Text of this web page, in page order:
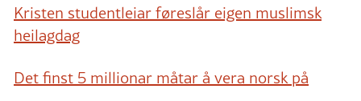
Kristen studentleiar føreslår eigen muslimsk
heilagdag
Det finst 5 millionar måtar å vera norsk på